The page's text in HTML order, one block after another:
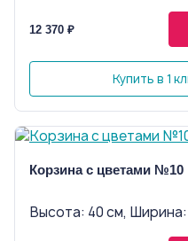
12 370 ₽
Купить в 1
Корзина с цветами №10
Высота: 40 см,